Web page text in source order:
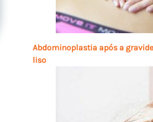
Abdominoplastia após a
liso